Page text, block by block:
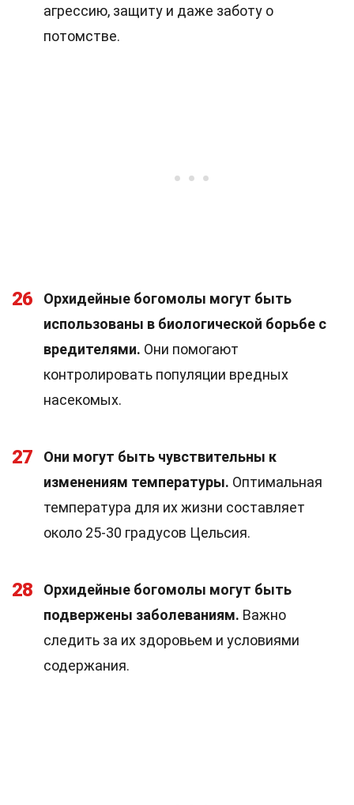
агрессию, защиту и даже заботу о
потомстве.
26
Орхидейные богомолы могут быть
использованы в биологической борьбе с
вредителями. Они помогают
контролировать популяции вредных
насекомых.
27
Они могут быть чувствительны к
изменениям температуры. Оптимальная
температура для их жизни составляет
около 25-30 градусов Цельсия.
28
Орхидейные богомолы могут быть
подвержены заболеваниям. Важно
следить за их здоровьем и условиями
содержания.